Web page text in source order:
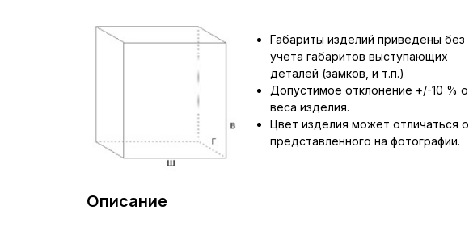
Описание
Габариты изделий приведены без
учета габаритов выступающих
деталей (замков, и т.п.)
Допустимое отклонение +/-10 %
веса изделия.
Цвет изделия может отличаться
представленного на фотографии.